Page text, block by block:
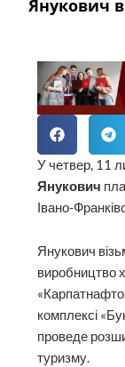
Янукович
У четвер, 11
Янукович
Івано-
Янукович
виробництво
комплексі
проведе
туризму.